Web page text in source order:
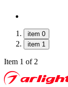
item 0
item 1
Item 1 of 2